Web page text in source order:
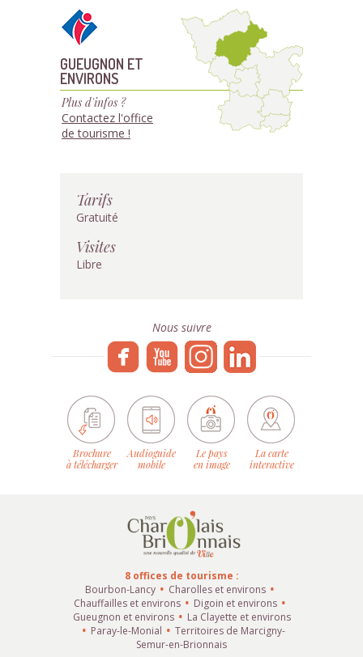
GUEUGNON ET
ENVIRONS
Plus d'infos ?
Contactez l'office
de tourisme !
Tarifs
Gratuité
Visites
Libre
Nous suivre
Brochure
à télécharger
Audioguide
mobile
Le pays
en image
La carte
interactive
8 offices de tourisme :
Bourbon-Lancy
Charolles et environs
Chauffailles et environs
Digoin et environs
Gueugnon et environs
La Clayette et environs
Paray-le-Monial
Territoires de Marcigny-
Semur-en-Brionnais